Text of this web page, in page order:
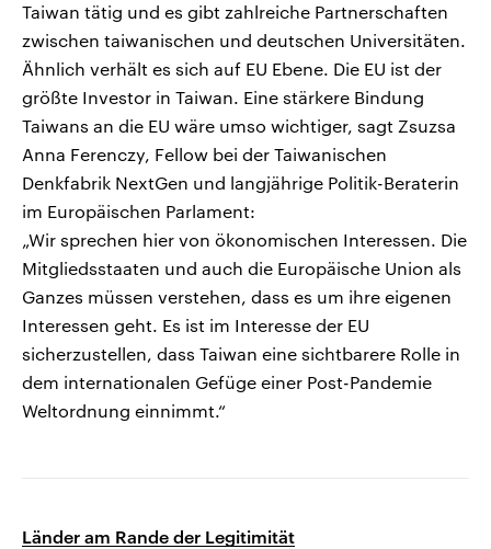
Taiwan tätig und es gibt zahlreiche Partnerschaften
zwischen taiwanischen und deutschen Universitäten.
Ähnlich verhält es sich auf EU Ebene. Die EU ist der
größte Investor in Taiwan. Eine stärkere Bindung
Taiwans an die EU wäre umso wichtiger, sagt Zsuzsa
Anna Ferenczy, Fellow bei der Taiwanischen
Denkfabrik NextGen und langjährige Politik-Beraterin
im Europäischen Parlament:
„Wir sprechen hier von ökonomischen Interessen. Die
Mitgliedsstaaten und auch die Europäische Union als
Ganzes müssen verstehen, dass es um ihre eigenen
Interessen geht. Es ist im Interesse der EU
sicherzustellen, dass Taiwan eine sichtbarere Rolle in
dem internationalen Gefüge einer Post-Pandemie
Weltordnung einnimmt.“
Länder am Rande der Legitimität